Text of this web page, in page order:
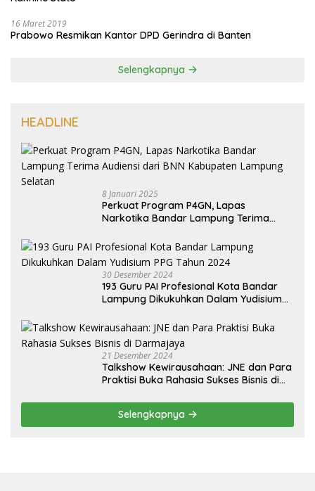
16 Maret 2019
Prabowo Resmikan Kantor DPD Gerindra di Banten
Selengkapnya
HEADLINE
8 Januari 2025
Perkuat Program P4GN, Lapas
Narkotika Bandar Lampung Terima
Selatan
30 Desember 2024
193 Guru PAI Profesional Kota Bandar
Lampung Dikukuhkan Dalam Yudisium
21 Desember 2024
Talkshow Kewirausahaan: JNE dan Para
Praktisi Buka Rahasia Sukses Bisnis di
Selengkapnya